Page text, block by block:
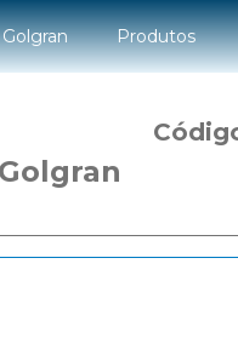
Produtos